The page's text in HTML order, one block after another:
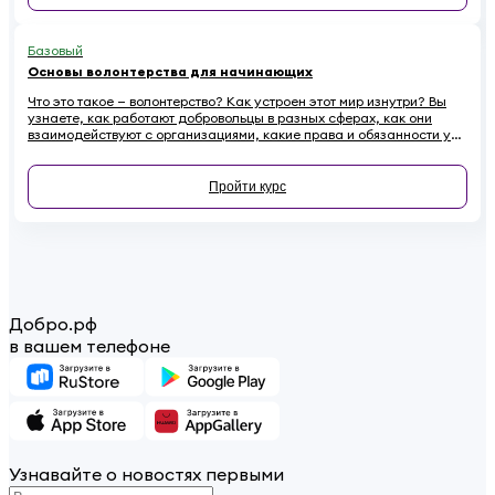
Базовый
Основы волонтерства для начинающих
Что это такое — волонтерство? Как устроен этот мир изнутри? Вы
узнаете, как работают добровольцы в разных сферах, как они
взаимодействуют с организациями, какие права и обязанности у
распространенных ошибок.
Пройти курс
Добро.рф
в вашем телефоне
Узнавайте о новостях первыми